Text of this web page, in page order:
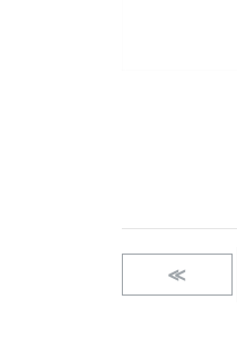
≪